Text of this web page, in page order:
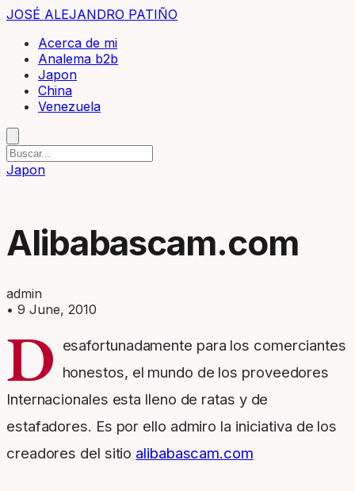
JOSÉ ALEJANDRO PATIÑO
Acerca de mi
Analema b2b
Japon
China
Venezuela
Japon
Alibabascam.com
admin
• 9 June, 2010
D esafortunadamente para los comerciantes
honestos, el mundo de los proveedores
Internacionales esta lleno de ratas y de
estafadores. Es por ello admiro la iniciativa de los
creadores del sitio alibabascam.com